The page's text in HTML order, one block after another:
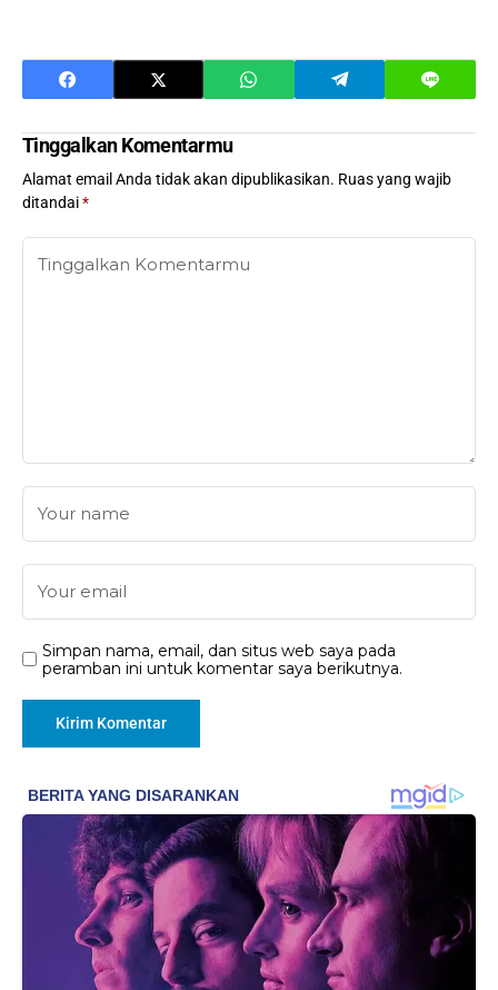
Tinggalkan Komentarmu
Alamat email Anda tidak akan dipublikasikan. Ruas yang wajib
ditandai*
Simpan nama, email, dan situs web saya pada
peramban ini untuk komentar saya berikutnya.